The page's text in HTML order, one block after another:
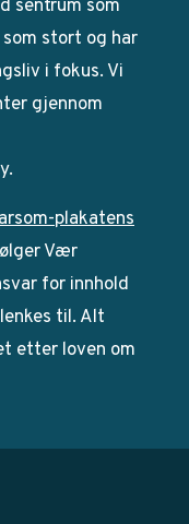
sentrum som
stort og har
i fokus. Vi
gjennom
plakatens
Vær
for innhold
til. Alt
etter loven om